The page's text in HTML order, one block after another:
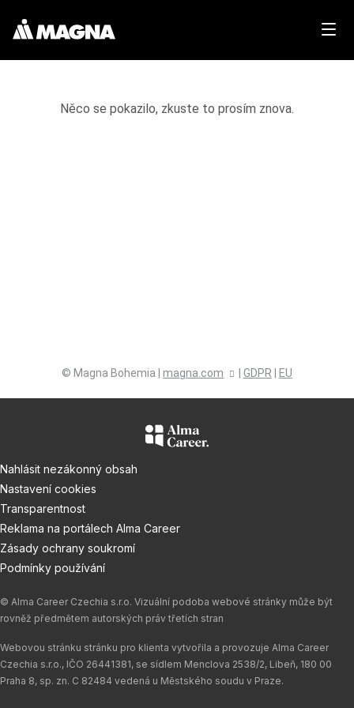
Něco se pokazilo, zkuste to prosím znova.
© Magna Bohemia |magna.com GDPR EU
Nahlásit nezákonný obsah
Nastavení cookies
Transparentnost
Reklama na portálech Alma Career
Zásady ochrany soukromí
Podmínky používání
© Alma Career Czechia s.r.o. Vizuální podoba webové stránky může být
rovněž předmětem autorských práv třetích stran
Webovou stránku stránku pro klienta vytvořila a provozuje Alma Career
Czechia s.r.o., IČO 26441381, se sídlem Menclova 2538/2, Libeň, 180 00
Praha 8, sp. zn. C 82484 vedená u Městského soudu v Praze.